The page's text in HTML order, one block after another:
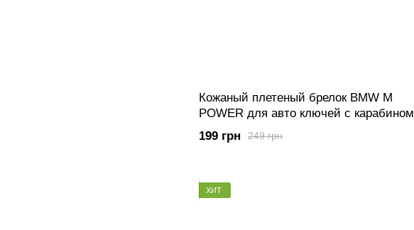
Кожаный плетеный брелок BMW M
POWER для авто ключей с карабином
249 грн
199 грн
ХИТ